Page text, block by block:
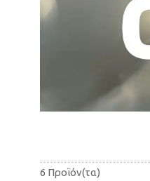
6 Προϊόν(τα)